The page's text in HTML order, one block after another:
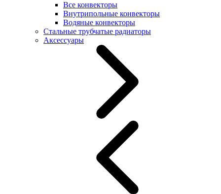
Все конвекторы
Внутрипольные конвекторы
Водяные конвекторы
Стальные трубчатые радиаторы
Аксессуары